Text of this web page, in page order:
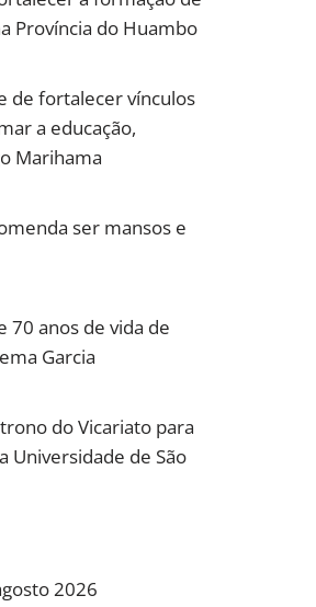
Província do Huambo
de fortalecer vínculos
a educação,
Marihama
ser mansos e
70 anos de vida de
Garcia
do Vicariato para
Universidade de São
2026